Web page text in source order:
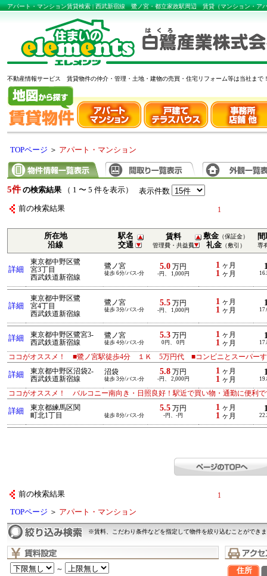
アパート・マンション賃貸検索 | 西武新宿線 鷺ノ宮・都立家政駅周辺 賃貸（マンション・ア
不動産情報サービス 賃貸物件の仲介・管理・土地・建物の売買・住宅リフォーム等は当社まで
TOPページ ＞ アパート・マンション
5件 の検索結果 （ 1 〜 5 件を表示） 表示件数
前の検索結果 1
所在地
沿線
駅名
交通
賃料
管理費・共益費
敷金 （保証金）
礼金 （敷引） 専
詳細
東京都中野区鷺
宮3丁目
西武鉄道新宿線
鷺ノ宮
徒歩 6分/バス-分
5.0 万円
-円、 1,000円
1 ヶ月
1 ヶ月
詳細
東京都中野区鷺
宮4丁目
西武鉄道新宿線
鷺ノ宮
徒歩 3分/バス-分
5.5 万円
-円、 1,000円
1 ヶ月
1 ヶ月
詳細
東京都中野区鷺宮3-
西武鉄道新宿線
鷺ノ宮
徒歩 4分/バス-分
5.3 万円
0円、 0円
1 ヶ月
1 ヶ月
ココがオススメ！ ■鷺ノ宮駅徒歩4分 １Ｋ 5万円代 ■コンビニとスーパーす
詳細
東京都中野区沼袋2-
西武鉄道新宿線
沼袋
徒歩 3分/バス-分
5.8 万円
-円、 2,000円
1 ヶ月
1 ヶ月
ココがオススメ！ バルコニー南向き・日照良好！駅近で買い物・通勤に便利で
詳細
東京都練馬区関
町北1丁目
徒歩 8分/バス-分
5.5 万円
-円、-円
1 ヶ月
1 ヶ月
前の検索結果 1
TOPページ ＞ アパート・マンション
※賃料、こだわり条件などを指定して物件を絞り込むことができ
～ 住所